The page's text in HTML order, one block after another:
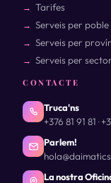
Tarifes
Serveis per poble
Serveis per
Serveis per sector
CONTACTE
Truca'ns
+376 81 91 81 ·
Parlem!
La nostra